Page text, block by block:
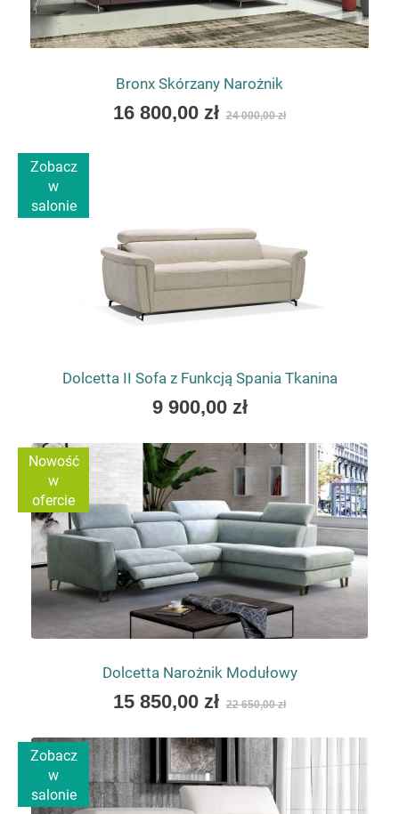
Bronx Skórzany Narożnik
As
16 800,00 zł 24 000,00 zł
Zobacz
w
salonie
Dolcetta II Sofa z Funkcją Spania Tkanina
As
as
9 900,00 zł
Nowość
w
ofercie
Dolcetta Narożnik Modułowy
As
as
15 850,00 zł 22 650,00 zł
Zobacz
w
salonie